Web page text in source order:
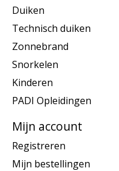
Duiken
Technisch duiken
Zonnebrand
Snorkelen
Kinderen
PADI Opleidingen
Mijn account
Registreren
Mijn bestellingen